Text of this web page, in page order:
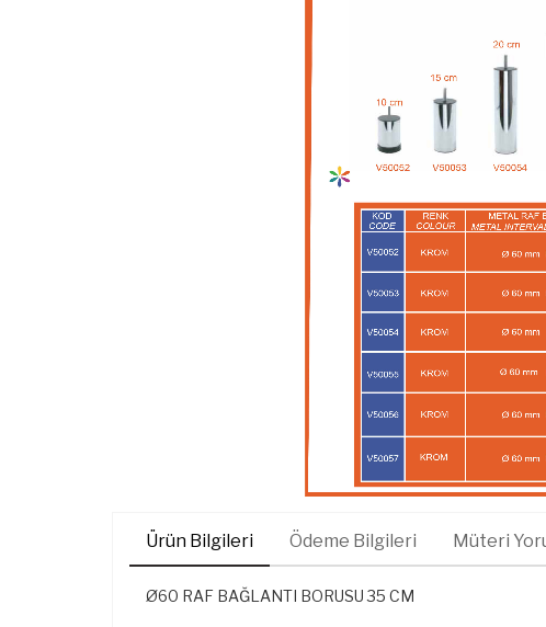
Ürün Bilgileri Ödeme Bilgileri Müteri
Ø60 RAF BAĞLANTI BORUSU 35 CM